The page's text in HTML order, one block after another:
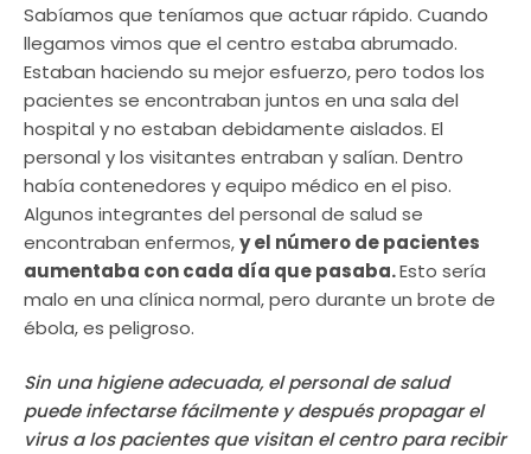
Sabíamos que teníamos que actuar rápido. Cuando
llegamos vimos que el centro estaba abrumado.
Estaban haciendo su mejor esfuerzo, pero todos los
pacientes se encontraban juntos en una sala del
hospital y no estaban debidamente aislados. El
personal y los visitantes entraban y salían. Dentro
había contenedores y equipo médico en el piso.
Algunos integrantes del personal de salud se
encontraban enfermos,y el número de pacientes
aumentaba con cada día que pasaba.Esto sería
malo en una clínica normal, pero durante un brote de
ébola, es peligroso.
Sin una higiene adecuada, el personal de salud
puede infectarse fácilmente y después propagar el
virus a los pacientes que visitan el centro para recibir